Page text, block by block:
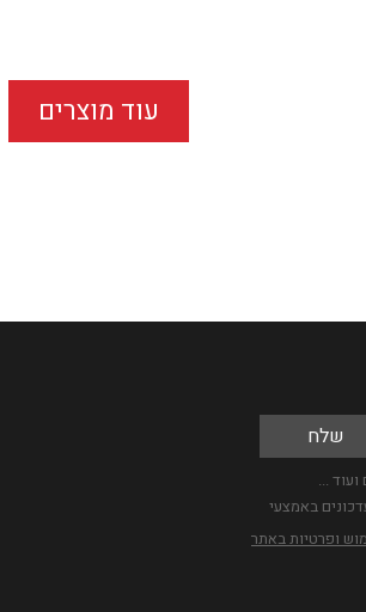
עוד מוצרים
...
באמצעי
ופרטיות באתר